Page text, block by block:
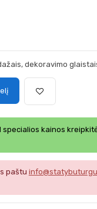
dekoravimo
kainos
paštu